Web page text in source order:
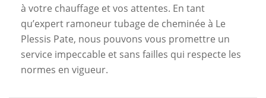
à votre chauffage et vos attentes. En tant
qu’expert ramoneur tubage de cheminée à Le
Plessis Pate, nous pouvons vous promettre un
service impeccable et sans failles qui respecte les
normes en vigueur.